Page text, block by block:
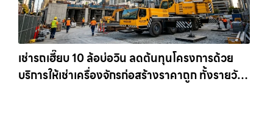
เช่ารถเฮี๊ยบ 10 ล้อบ่อวิน ลดต้นทุนโครงการด้วย
บริการให้เช่าเครื่องจักรก่อสร้างราคาถูก ทั้งรายวัน